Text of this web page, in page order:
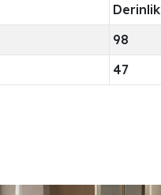
Derinlik
98
47